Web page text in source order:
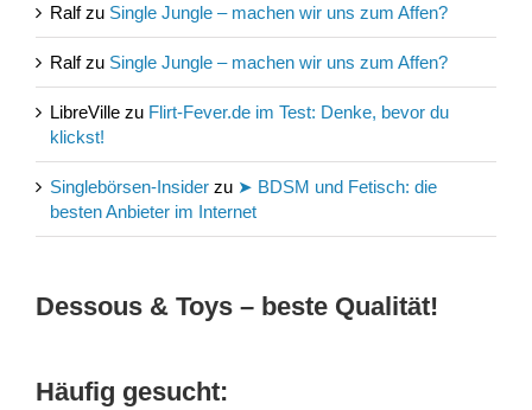
Ralfzu Single Jungle – machen wir uns zum Affen?
Ralfzu Single Jungle – machen wir uns zum Affen?
LibreVille zu Flirt-Fever.de im Test: Denke, bevor du
klickst!
Singlebörsen-Insider zu ➤ BDSM und Fetisch: die
besten Anbieter im Internet
Dessous & Toys – beste Qualität!
Häufig gesucht: